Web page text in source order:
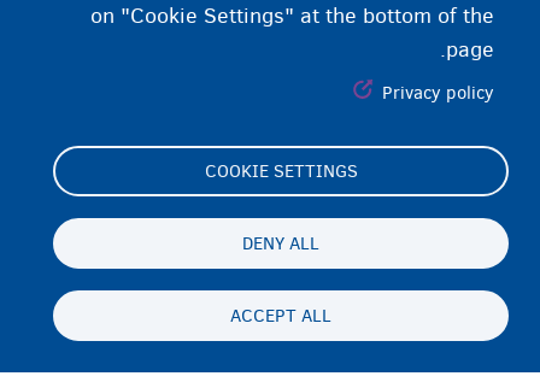
on "Cookie Settings" at the bottom of the
page.
Privacy policy
COOKIE SETTINGS
DENY ALL
ACCEPT ALL
Footer
(menu)
Cookie Settings
حریم شخصی و رفع مسئولیت
FA
Persistent